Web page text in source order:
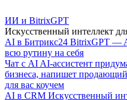
ИИ и BitrixGPT
Искусственный интеллект
AI в Битрикс24 BitrixGPT —
всю рутину на себя
Чат с AI AI-ассистент
бизнеса, напишет
для вас коучем
AI в CRM Искусственный